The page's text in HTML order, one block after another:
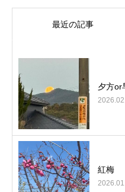
最近の記事
夕方or
紅梅